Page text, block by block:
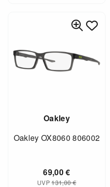
Oakley
Oakley OX8060 806002
69,00€
UVP131,00€